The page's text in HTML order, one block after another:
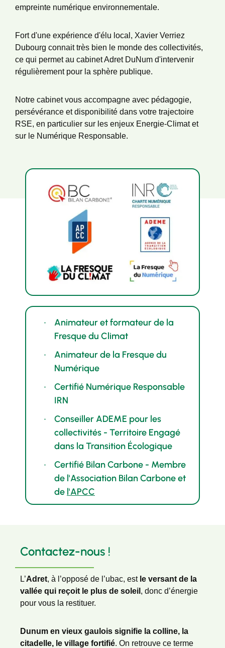
empreinte numérique environnementale.
Fort d'une expérience d'élu local, Xavier Verriez
Dubourg connait très bien le monde des collectivités,
ce qui permet au cabinet Adret DuNum d'intervenir
régulièrement pour la sphère publique.
Notre cabinet vous accompagne avec pédagogie,
persévérance et disponibilité dans votre trajectoire
RSE, en particulier sur les enjeux Energie-Climat et
sur le Numérique Responsable.
Animateur et formateur de la
Fresque du Climat
Animateur de la Fresque du
Numérique
Certifié Numérique Responsable
IRN
Conseiller ADEME pour les
collectivités - Territoire Engagé
dans la Transition Écologique
Certifié Bilan Carbone - Membre
de l'Association Bilan Carbone et
de l'APCC
Contactez-nous !
L’Adret, à l’opposé de l’ubac, est le versant de la
vallée qui reçoit le plus de soleil , donc d’énergie
pour vous la restituer.
Dunum en vieux gaulois signifie la colline, la
citadelle, le village fortifié. On retrouve ce terme